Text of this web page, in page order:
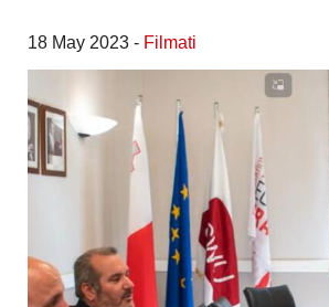
18 May 2023 - Filmati